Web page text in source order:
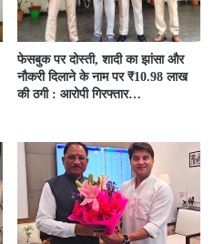
फेसबुक पर दोस्ती, शादी का झांसा और
नौकरी दिलाने के नाम पर ₹10.98 लाख
की ठगी : आरोपी गिरफ्तार…